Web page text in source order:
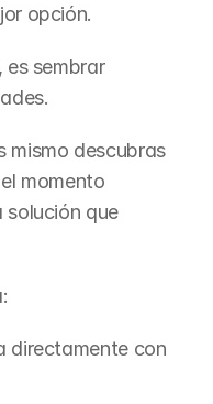
opción.
es sembrar
mismo descubras
momento
solución que
directamente con